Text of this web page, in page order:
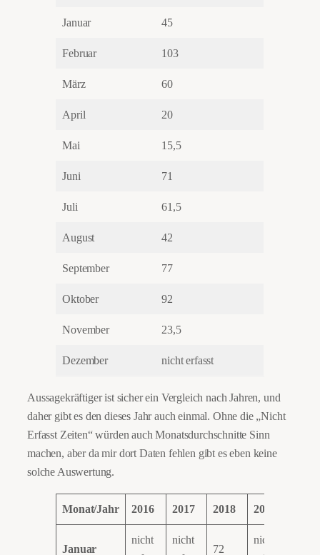
Januar 45
Februar 103
März 60
April 20
Mai 15,5
Juni 71
Juli 61,5
August 42
September 77
Oktober 92
November 23,5
Dezember nicht erfasst
Aussagekräftiger ist sicher ein Vergleich nach Jahren, und
daher gibt es den dieses Jahr auch einmal. Ohne die „Nicht
Erfasst Zeiten“ würden auch Monatsdurchschnitte Sinn
machen, aber da mir dort Daten fehlen gibt es eben keine
solche Auswertung.
Monat/Jahr 2016 2017 2018 2019
Januar
nicht
nicht
72
nicht